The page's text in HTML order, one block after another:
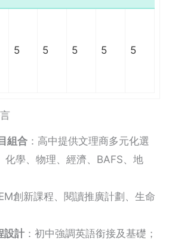
5 5 5 5 5
組合 ：高中提供文理商多元化選
化學、物理、經濟、BAFS、地
創新課程、閱讀推廣計劃、生命
設計 ：初中強調英語銜接及基礎；